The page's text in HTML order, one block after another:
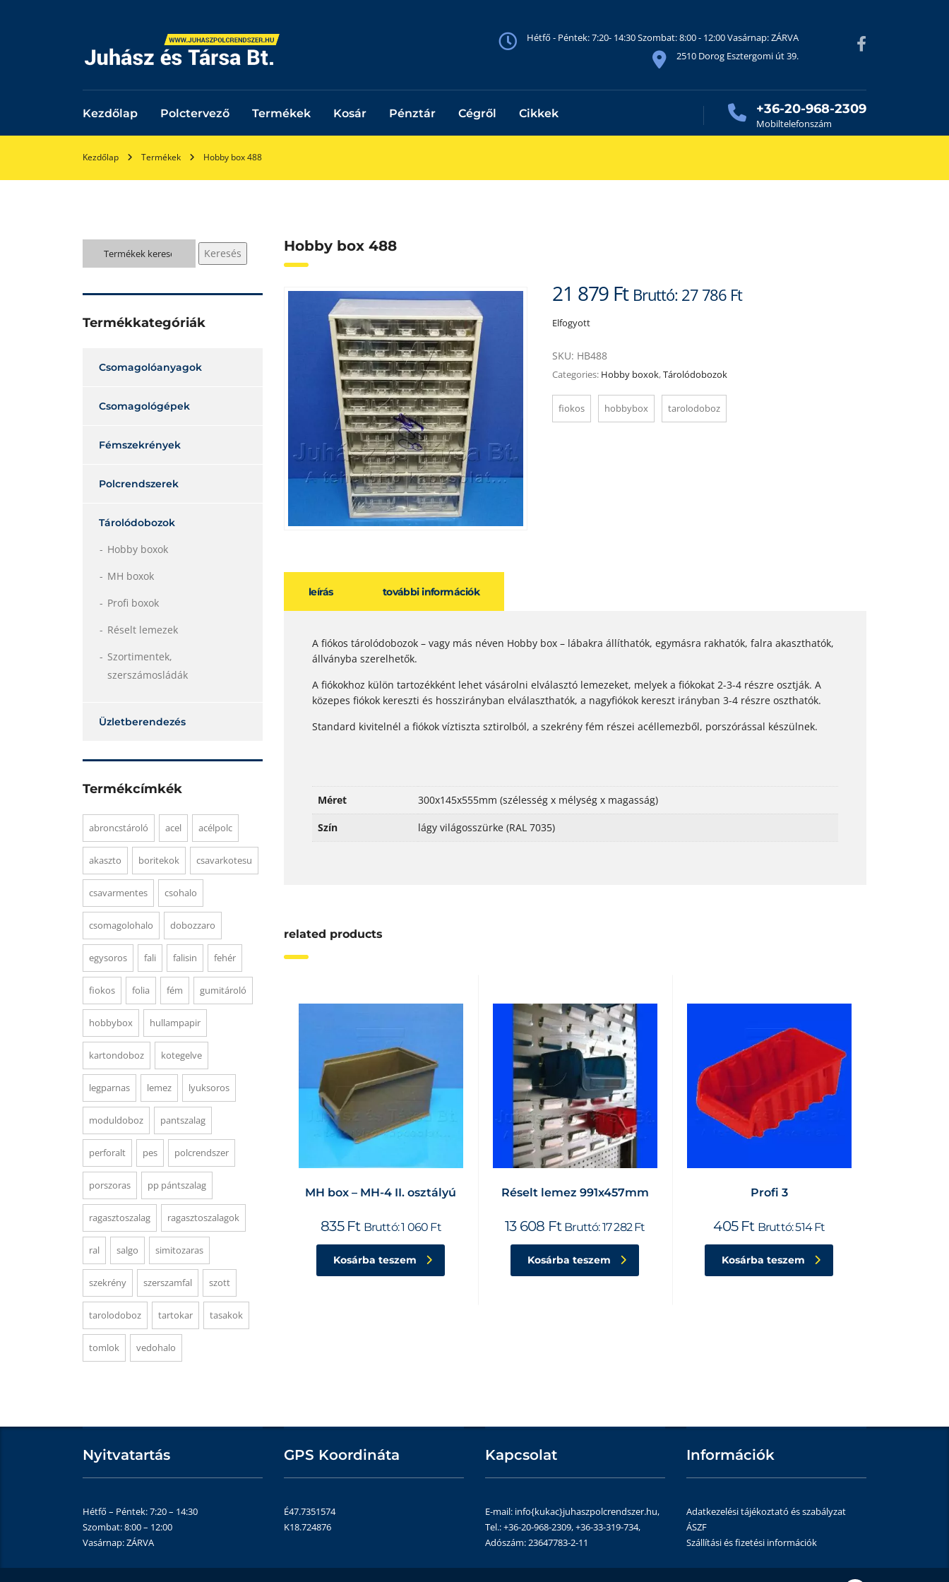
Hétfő - Péntek: 7:20- 14:30 Szombat: 8:00 - 12:00 Vasárnap: ZÁRVA
2510 Dorog Esztergomi út 39.
Kezdőlap Polctervező Termékek Kosár Pénztár Cégről Cikkek +36-20-968-2309
Mobiltelefonszám
Kezdőlap Termékek Hobby box 488
Hobby box 488
21 879 Ft Bruttó:27 786 Ft
Elfogyott
SKU: HB488
Categories: Hobby boxok,Tárolódobozok
fiokos hobbybox tarolodoboz
leírás további információk
A fiókos tárolódobozok – vagy más néven Hobby box – lábakra állíthatók, egymásra rakhatók, falra akaszthatók,
állványba szerelhetők.
A fiókokhoz külön tartozékként lehet vásárolni elválasztó lemezeket, melyek a fiókokat 2-3-4 részre osztják. A
közepes fiókok kereszti és hosszirányban elválaszthatók, a nagyfiókok kereszt irányban 3-4 részre oszthatók.
Standard kivitelnél a fiókok víztiszta sztirolból, a szekrény fém részei acéllemezből, porszórással készülnek.
Méret 300x145x555mm (szélesség x mélység x magasság)
Szín lágy világosszürke (RAL 7035)
related products
MH box – MH-4 II. osztályú
835 Ft Bruttó:1 060 Ft
Kosárba teszem
Réselt lemez 991x457mm
13 608 Ft Bruttó:17 282 Ft
Kosárba teszem
Profi 3
405 Ft Bruttó:514Ft
Kosárba teszem
Keresés
a
Keresés
Termékkategóriák
Csomagolóanyagok
Csomagológépek
Fémszekrények
Polcrendszerek
Tárolódobozok
Hobby boxok
MH boxok
Profi boxok
Réselt lemezek
Szortimentek,
szerszámosládák
Üzletberendezés
Termékcímkék
abroncstároló acel acélpolc
akaszto boritekok csavarkotesu
csavarmentes csohalo
csomagolohalo dobozzaro
egysoros fali falisin fehér
fiokos folia fém gumitároló
hobbybox hullampapir
kartondoboz kotegelve
legparnas lemez lyuksoros
moduldoboz pantszalag
perforalt pes polcrendszer
porszoras pp pántszalag
ragasztoszalag ragasztoszalagok
ral salgo simitozaras
szekrény szerszamfal szott
tarolodoboz tartokar tasakok
tomlok vedohalo
Nyitvatartás
Hétfő – Péntek: 7:20 – 14:30
Szombat: 8:00 – 12:00
Vasárnap: ZÁRVA
GPS Koordináta
É47.7351574
K18.724876
Kapcsolat
E-mail: info{kukac}juhaszpolcrendszer.hu,
Tel.: +36-20-968-2309, +36-33-319-734,
Adószám: 23647783-2-11
Információk
Adatkezelési tájékoztató és szabályzat
ÁSZF
Szállítási és fizetési információk